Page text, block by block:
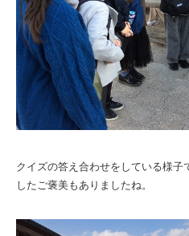
クイズの答え合わせをしている様子
したご褒美もありましたね。